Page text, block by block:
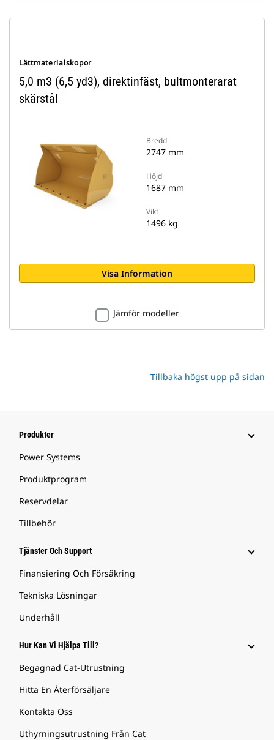
Lättmaterialskopor
5,0 m3 (6,5 yd3), direktinfäst, bultmonterarat
skärstål
Bredd
2747 mm
Höjd
1687 mm
Vikt
1496 kg
Visa Information
Jämför modeller
Tillbaka högst upp på sidan
Produkter
Power Systems
Produktprogram
Reservdelar
Tillbehör
Tjänster Och Support
Finansiering Och Försäkring
Tekniska Lösningar
Underhåll
Hur Kan Vi Hjälpa Till?
Begagnad Cat-Utrustning
Hitta En Återförsäljare
Kontakta Oss
Uthyrningsutrustning Från Cat